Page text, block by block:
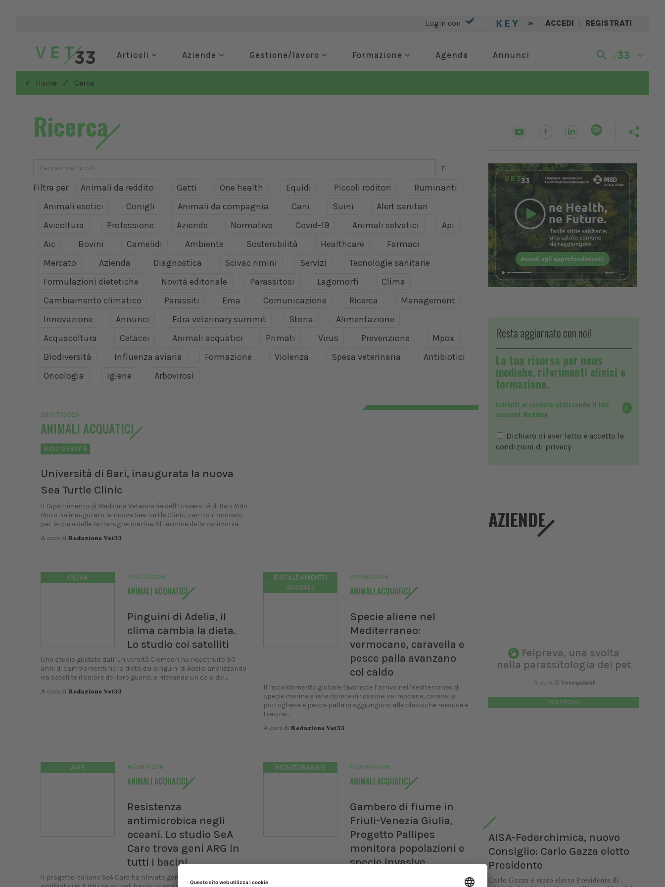
Login con » ACCEDI | REGISTRATI
Articoli Aziende Gestione/lavoro Formazione Agenda Annunci
< Home / Cerca
Ricerca
Filtra per Animali da reddito Gatti One health Equidi Piccoli roditori
Ruminanti
Animali esotici
Conigli Animali da compagnia Cani Suini
Alert sanitari
Avicoltura
Professione Aziende Normative Covid-19 Animali selvatici
Api
Aic
Bovini Camelidi Ambiente Sostenibilità Healthcare
Farmaci
Mercato
Azienda Diagnostica Scivac rimini Servizi
Tecnologie sanitarie
Formulazioni dietetiche
Novità editoriale Parassitosi Lagomorfi
Clima
Cambiamento climatico
Parassiti Ema Comunicazione Ricerca
Management
Innovazione
Annunci Edra veterinary summit Storia
Alimentazione
Acquacoltura
Cetacei Animali acquatici Primati Virus Prevenzione
Mpox
Biodiversità
Influenza aviaria Formazione Violenza Spesa veterinaria
Antibiotici
Oncologia
Igiene Arbovirosi
29/07/2026
ANIMALI ACQUATICI
BIODIVERSITÀ
Università di Bari, inaugurata la nuova
Sea Turtle Clinic
Il Dipartimento di Medicina Veterinaria dell’Università di Bari Aldo
Moro ha inaugurato la nuova Sea Turtle Clinic, centro rinnovato
per la cura delle tartarughe marine. Al termine della cerimonia...
A cura di Redazione Vet33
CLIMA 24/07/2026
ANIMALI ACQUATICI
Pinguini di Adelia, il
clima cambia la dieta.
Lo studio coi satelliti
Uno studio guidato dall’Università Clemson ha ricostruito 30
anni di cambiamenti nella dieta dei pinguini di Adelia analizzando
via satellite il colore del loro guano, e rilevando un calo del...
A cura di Redazione Vet33
RISCALDAMENTO
GLOBALE
29/06/2026
ANIMALI ACQUATICI
Specie aliene nel
Mediterraneo:
vermocane, caravella e
pesce palla avanzano
col caldo
Il riscaldamento globale favorisce l’arrivo nel Mediterraneo di
specie marine aliene dotate di tossine: vermocane, caravella
portoghese e pesce palla si aggiungono alle classiche meduse e
tracine....
A cura di Redazione Vet33
AMR 15/06/2026
ANIMALI ACQUATICI
Resistenza
antimicrobica negli
oceani. Lo studio SeA
Care trova geni ARG in
tutti i bacini
Il progetto italiano SeA Care ha rilevato geni di resistenza agli
MONITORAGGIO 03/06/2026
ANIMALI ACQUATICI
Gambero di fiume in
Friuli-Venezia Giulia,
Progetto Pallipes
monitora popolazioni e
specie invasive
Resta aggiornato con noi!
La tua risorsa per news
mediche, riferimenti clinici e
formazione.
Iscriviti al servizio utilizzando il tuo
account Medikey
Dichiaro di aver letto e accetto le
condizioni di privacy
AZIENDE
Felpreva, una svolta
nella parassitologia dei pet
A cura di Vetoquinol
POLTRONE
AISA-Federchimica, nuovo
Consiglio: Carlo Gazza eletto
Presidente
Carlo Gazza è stato eletto Presidente di